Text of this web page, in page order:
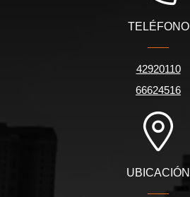
TELÉFONO
42920110
66624516
UBICACIÓN